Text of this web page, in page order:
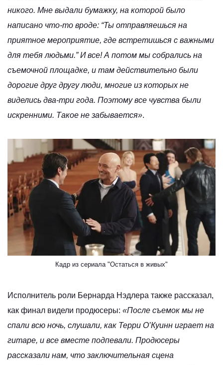
никого. Мне выдали бумажку, на которой было
написано что-то вроде: “Ты отправляешься на
приятное мероприятие, где встретишься с важными
для тебя людьми.” И все! А потом мы собрались на
съемочной площадке, и там действительно были
дорогие друг другу люди, многие из которых не
виделись два-три года. Поэтому все чувства были
искренними. Такое не забывается».
Кадр из сериала "Остаться в живых"
Исполнитель роли Бернарда Нэдлера также рассказал,
как финал видели продюсеры: «После съемок мы не
спали всю ночь, слушали, как Терри О’Куинн играет на
гитаре, и все вместе подпевали. Продюсеры
рассказали нам, что заключительная сцена